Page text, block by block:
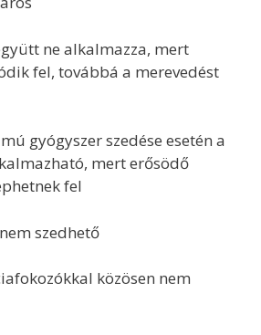
ne alkalmazza, mert
fel, továbbá a merevedést
szedése esetén a
mert erősödő
fel
szedhető
közösen nem